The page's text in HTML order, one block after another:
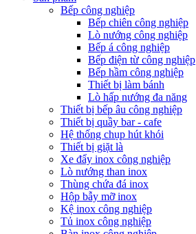
Bếp công nghiệp
Bếp chiên công nghiệp
Lò nướng công nghiệp
Bếp á công nghiệp
Bếp điện từ công nghiệp
Bếp hầm công nghiệp
Thiết bị làm bánh
Lò hấp nướng đa năng
Thiết bị bếp âu công nghiệp
Thiết bị quầy bar - cafe
Hệ thống chụp hút khói
Thiết bị giặt là
Xe đẩy inox công nghiệp
Lò nướng than inox
Thùng chứa đá inox
Hộp bẫy mỡ inox
Kệ inox công nghiệp
Tủ inox công nghiệp